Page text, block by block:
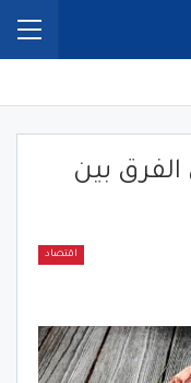
بين
اقتصاد